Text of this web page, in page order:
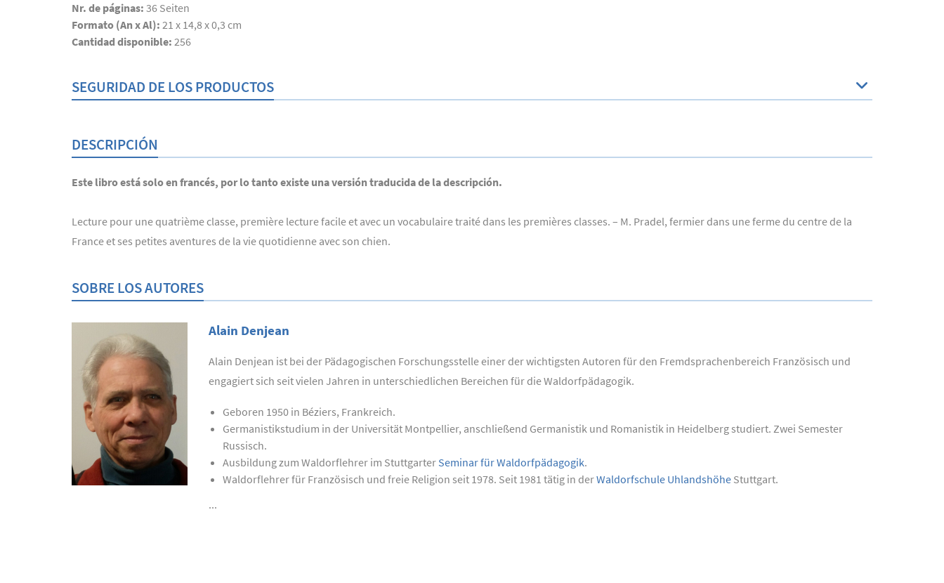
Nr. de páginas: 36 Seiten
Formato (An x Al): 21 x 14,8 x 0,3 cm
Cantidad disponible: 256
SEGURIDAD DE LOS PRODUCTOS
DESCRIPCIÓN
Este libro está solo en francés, por lo tanto existe una versión traducida de la descripción.
Lecture pour une quatrième classe, première lecture facile et avec un vocabulaire traité dans les premières classes. – M. Pradel, fermier dans une ferme du centre de la
France et ses petites aventures de la vie quotidienne avec son chien.
SOBRE LOS AUTORES
Alain Denjean
Alain Denjean ist bei der Pädagogischen Forschungsstelle einer der wichtigsten Autoren für den Fremdsprachenbereich Französisch und
engagiert sich seit vielen Jahren in unterschiedlichen Bereichen für die Waldorfpädagogik.
Geboren 1950 in Béziers, Frankreich.
Germanistikstudium in der Universität Montpellier, anschließend Germanistik und Romanistik in Heidelberg studiert. Zwei Semester
Russisch.
Ausbildung zum Waldorflehrer im Stuttgarter Seminar für Waldorfpädagogik.
Waldorflehrer für Französisch und freie Religion seit 1978. Seit 1981 tätig in derWaldorfschule Uhlandshöhe Stuttgart.
...